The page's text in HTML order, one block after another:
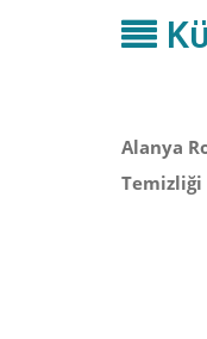
Alanya
Temizliği